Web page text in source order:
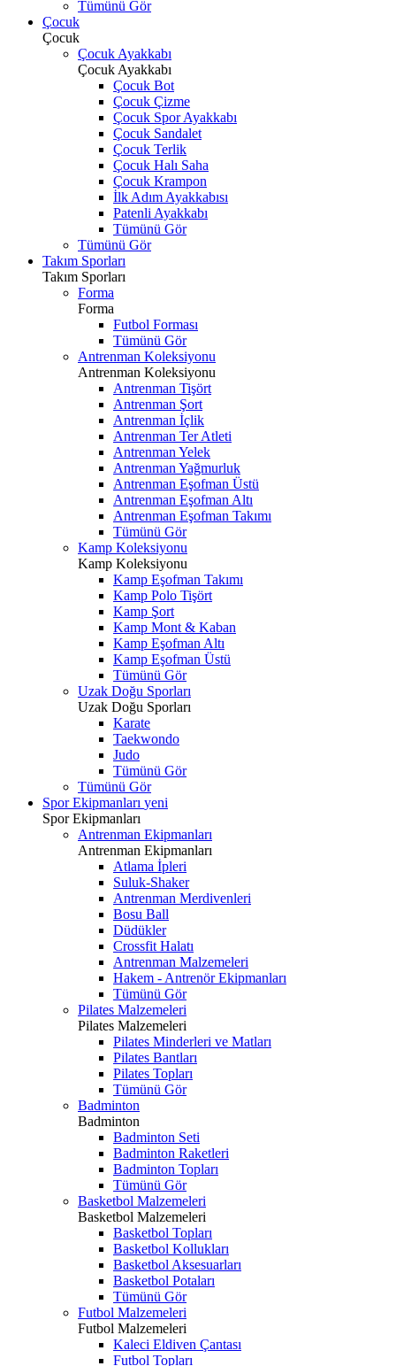
Tümünü Gör
Çocuk
Çocuk
Çocuk Ayakkabı
Çocuk Ayakkabı
Çocuk Bot
Çocuk Çizme
Çocuk Spor Ayakkabı
Çocuk Sandalet
Çocuk Terlik
Çocuk Halı Saha
Çocuk Krampon
İlk Adım Ayakkabısı
Patenli Ayakkabı
Tümünü Gör
Tümünü Gör
Takım Sporları
Takım Sporları
Forma
Forma
Futbol Forması
Tümünü Gör
Antrenman Koleksiyonu
Antrenman Koleksiyonu
Antrenman Tişört
Antrenman Şort
Antrenman İçlik
Antrenman Ter Atleti
Antrenman Yelek
Antrenman Yağmurluk
Antrenman Eşofman Üstü
Antrenman Eşofman Altı
Antrenman Eşofman Takımı
Tümünü Gör
Kamp Koleksiyonu
Kamp Koleksiyonu
Kamp Eşofman Takımı
Kamp Polo Tişört
Kamp Şort
Kamp Mont & Kaban
Kamp Eşofman Altı
Kamp Eşofman Üstü
Tümünü Gör
Uzak Doğu Sporları
Uzak Doğu Sporları
Karate
Taekwondo
Judo
Tümünü Gör
Tümünü Gör
Spor Ekipmanları yeni
Spor Ekipmanları
Antrenman Ekipmanları
Antrenman Ekipmanları
Atlama İpleri
Suluk-Shaker
Antrenman Merdivenleri
Bosu Ball
Düdükler
Crossfit Halatı
Antrenman Malzemeleri
Hakem - Antrenör Ekipmanları
Tümünü Gör
Pilates Malzemeleri
Pilates Malzemeleri
Pilates Minderleri ve Matları
Pilates Bantları
Pilates Topları
Tümünü Gör
Badminton
Badminton
Badminton Seti
Badminton Raketleri
Badminton Topları
Tümünü Gör
Basketbol Malzemeleri
Basketbol Malzemeleri
Basketbol Topları
Basketbol Kollukları
Basketbol Aksesuarları
Basketbol Potaları
Tümünü Gör
Futbol Malzemeleri
Futbol Malzemeleri
Kaleci Eldiven Çantası
Futbol Topları